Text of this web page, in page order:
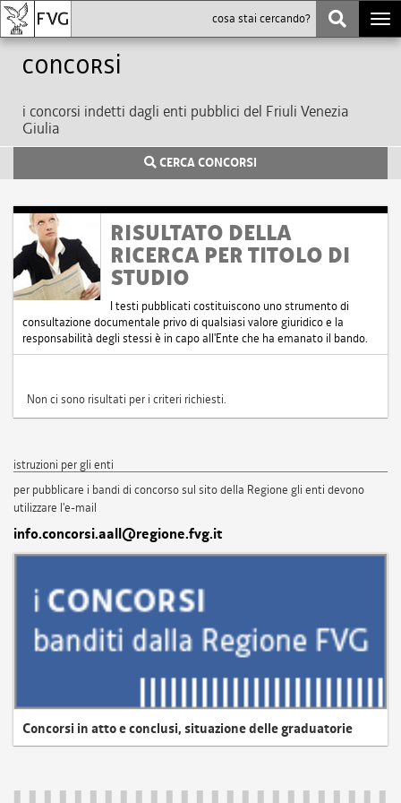
Concorsi
i concorsi indetti dagli enti pubblici del Friuli Venezia
Giulia
CERCA CONCORSI
RISULTATO DELLA
RICERCA PER TITOLO DI
STUDIO
I testi pubblicati costituiscono uno strumento di
consultazione documentale privo di qualsiasi valore giuridico e la
responsabilità degli stessi è in capo all'Ente che ha emanato il bando.
Non ci sono risultati per i criteri richiesti.
istruzioni per gli enti
per pubblicare i bandi di concorso sul sito della Regione gli enti devono
utilizzare l'e-mail
info.concorsi.aall@regione.fvg.it
Concorsi in atto e conclusi, situazione delle graduatorie